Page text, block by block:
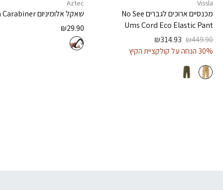
Vissla
מכנסיים ארוכים לגבריםNo See
Ums Cord Eco Elastic Pant
₪449.90
₪314.93
30% הנחה על קולקציית הקיץ
Aztec
שאקל אלומיניוםCarabiner
₪29.90